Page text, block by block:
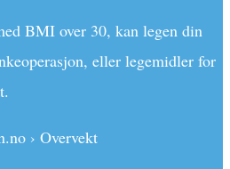
BMI over 30, kan legen din
eller legemidler for
› Overvekt